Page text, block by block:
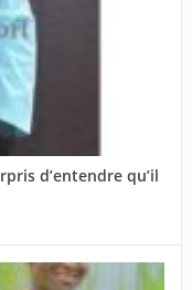
d’entendre qu’il